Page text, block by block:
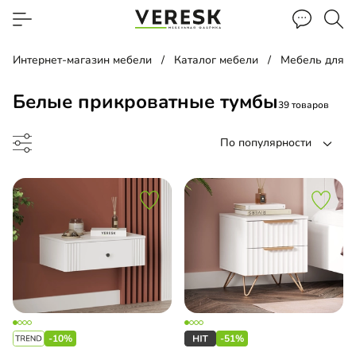
Интернет-магазин мебели Каталог мебели Мебель для
Белые прикроватные тумбы39 товаров
По популярности
прикроватная
тумба
-10% -51%